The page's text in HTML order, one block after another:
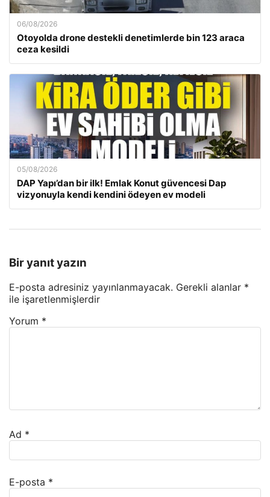
06/08/2026
Otoyolda drone destekli denetimlerde bin 123 araca
ceza kesildi
05/08/2026
DAP Yapı’dan bir ilk! Emlak Konut güvencesi Dap
vizyonuyla kendi kendini ödeyen ev modeli
Bir yanıt yazın
E-posta adresiniz yayınlanmayacak. Gerekli alanlar *
ile işaretlenmişlerdir
Yorum *
Ad *
E-posta *